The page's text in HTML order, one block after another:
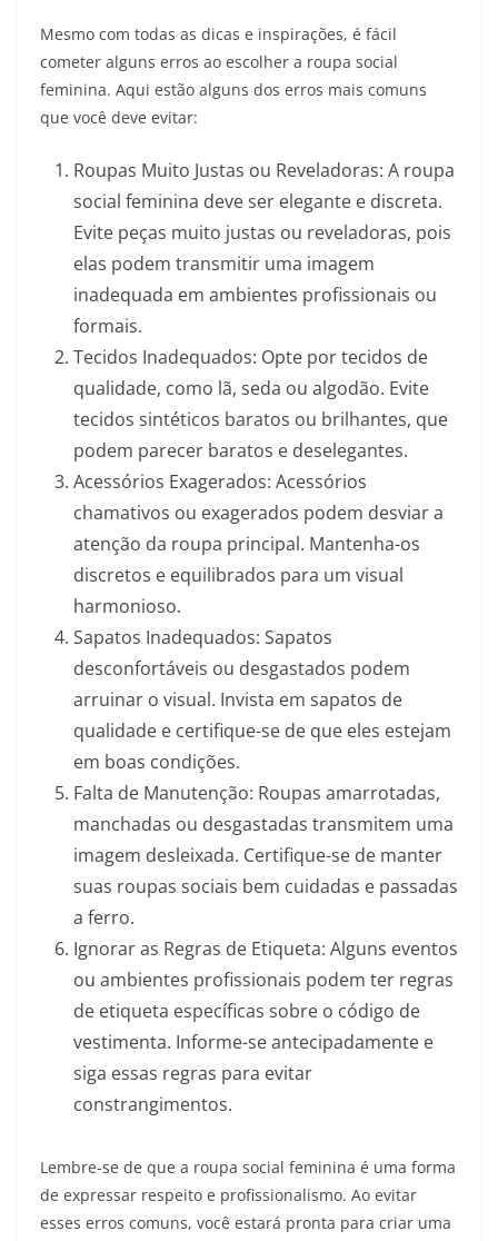
Mesmo com todas as dicas e inspirações, é fácil
cometer alguns erros ao escolher a roupa social
feminina. Aqui estão alguns dos erros mais comuns
que você deve evitar:
Roupas Muito Justas ou Reveladoras: A roupa
social feminina deve ser elegante e discreta.
Evite peças muito justas ou reveladoras, pois
elas podem transmitir uma imagem
inadequada em ambientes profissionais ou
formais.
Tecidos Inadequados: Opte por tecidos de
qualidade, como lã, seda ou algodão. Evite
tecidos sintéticos baratos ou brilhantes, que
podem parecer baratos e deselegantes.
Acessórios Exagerados: Acessórios
chamativos ou exagerados podem desviar a
atenção da roupa principal. Mantenha-os
discretos e equilibrados para um visual
harmonioso.
Sapatos Inadequados: Sapatos
desconfortáveis ou desgastados podem
arruinar o visual. Invista em sapatos de
qualidade e certifique-se de que eles estejam
em boas condições.
Falta de Manutenção: Roupas amarrotadas,
manchadas ou desgastadas transmitem uma
imagem desleixada. Certifique-se de manter
suas roupas sociais bem cuidadas e passadas
a ferro.
Ignorar as Regras de Etiqueta: Alguns eventos
ou ambientes profissionais podem ter regras
de etiqueta específicas sobre o código de
vestimenta. Informe-se antecipadamente e
siga essas regras para evitar
constrangimentos.
Lembre-se de que a roupa social feminina é uma forma
de expressar respeito e profissionalismo. Ao evitar
esses erros comuns, você estará pronta para criar uma